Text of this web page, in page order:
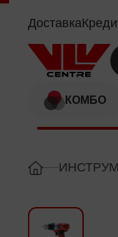
B&D
Доставка
КОМБО